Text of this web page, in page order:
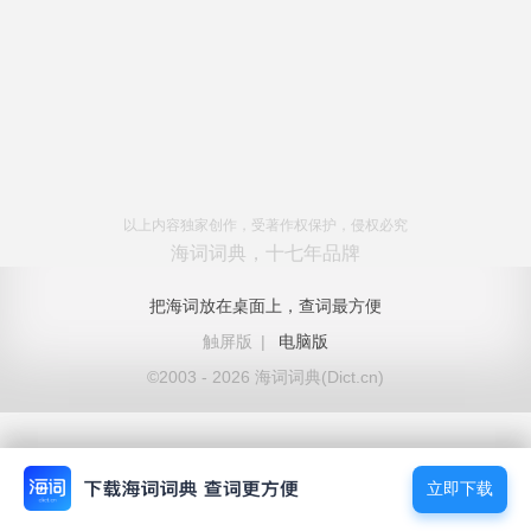
以上内容独家创作，受著作权保护，侵权必究
海词词典，十七年品牌
把海词放在桌面上，查词最方便
触屏版
|
电脑版
©2003 - 2026 海词词典(Dict.cn)
立即下载
立即下载